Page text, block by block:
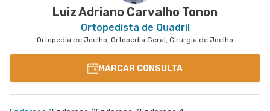
Luiz Adriano Carvalho Tonon
Ortopedista de Quadril
Ortopedia de Joelho, Ortopedia Geral, Cirurgia de Joelho
MARCAR CONSULTA